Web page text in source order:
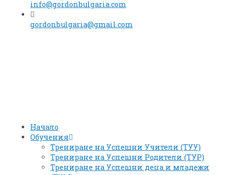
info@gordonbulgaria.com
gordonbulgaria@gmail.com
Начало
Обучения
Трениране на Успешни Учители (ТУУ)
Трениране на Успешни Родители (ТУР)
Трениране на Успешни деца и младежи